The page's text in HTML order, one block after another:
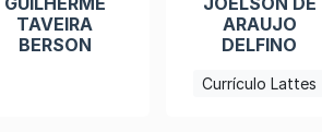
TAVEIRA
BERSON
ARAUJO
DELFINO
Currículo Lattes